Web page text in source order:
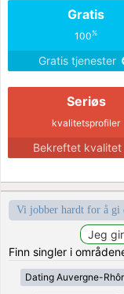
Gratis
100%
Gratis tjenester
Seriøs
kvalitetsprofiler
Bekreftet kvalitet
Vi jobber hardt for å gi
Finn singler i
Dating Auvergne-